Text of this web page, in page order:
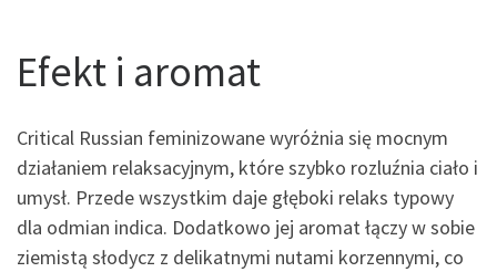
Efekt i aromat
Critical Russian feminizowane wyróżnia się mocnym
działaniem relaksacyjnym, które szybko rozluźnia ciało i
umysł. Przede wszystkim daje głęboki relaks typowy
dla odmian indica. Dodatkowo jej aromat łączy w sobie
ziemistą słodycz z delikatnymi nutami korzennymi, co